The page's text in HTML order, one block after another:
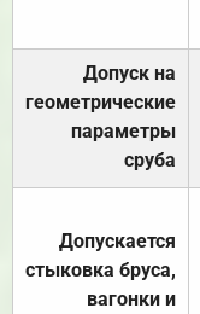
Допуск на
геометрические
параметры
сруба
Допускается
стыковка бруса,
вагонки и